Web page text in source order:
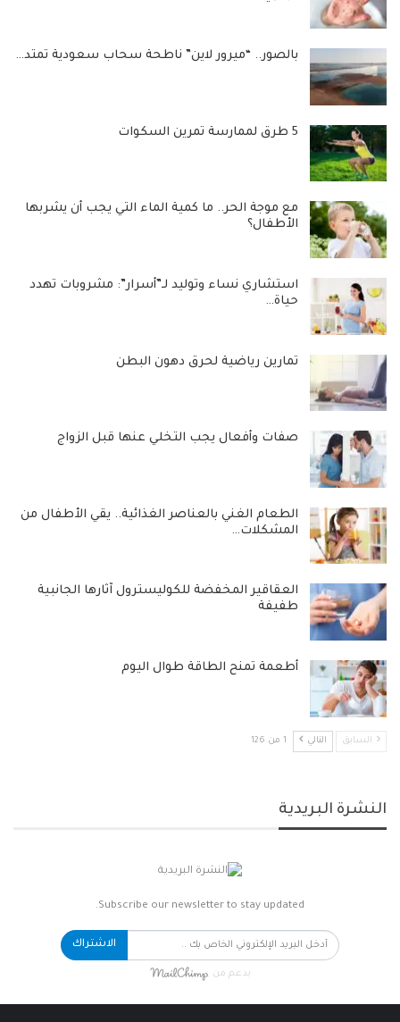
بالصور.. “ميرور لاين” ناطحة سحاب سعودية تمتد…
5 طرق لممارسة تمرين السكوات
مع موجة الحر.. ما كمية الماء التي يجب أن يشربها
الأطفال؟
استشاري نساء وتوليد لـ”أسرار”: مشروبات تهدد
حياة…
تمارين رياضية لحرق دهون البطن
صفات وأفعال يجب التخلي عنها قبل الزواج
الطعام الغني بالعناصر الغذائية.. يقي الأطفال من
المشكلات…
العقاقير المخفضة للكوليسترول آثارها الجانبية
طفيفة
أطعمة تمنح الطاقة طوال اليوم
السابق التالي 1 من 126
النشرة البريدية
Subscribe our newsletter to stay updated.
الاشتراك
بدعم من